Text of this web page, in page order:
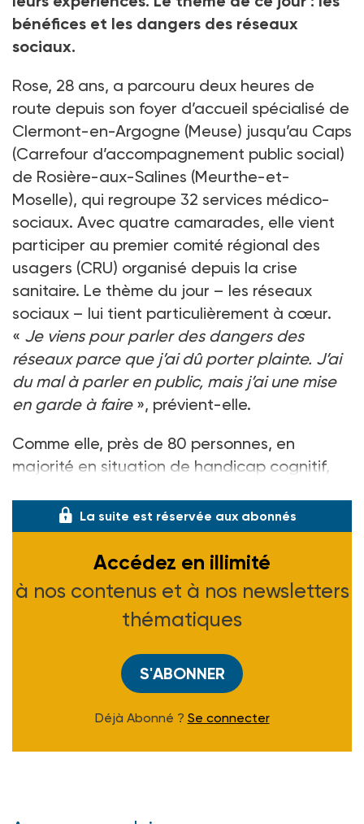
bénéfices et les dangers des réseaux
sociaux.
Rose, 28 ans, a parcouru deux heures de
route depuis son foyer d’accueil spécialisé de
Clermont-en-Argogne (Meuse) jusqu’au Caps
(Carrefour d’accompagnement public social)
de Rosière-aux-Salines (Meurthe-et-
Moselle), qui regroupe 32 services médico-
sociaux. Avec quatre camarades, elle vient
participer au premier comité régional des
usagers (CRU) organisé depuis la crise
sanitaire. Le thème du jour – les réseaux
sociaux – lui tient particulièrement à cœur.
« Je viens pour parler des dangers des
réseaux parce que j’ai dû porter plainte. J’ai
du mal à parler en public, mais j’ai une mise
en garde à faire», prévient-elle.
Comme elle, près de 80 personnes, en
majorité en situation de handicap cognitif,
La suite est réservée aux abonnés
Accédez en illimité
à nos contenus et à nos newsletters
thématiques
S'ABONNER
Déjà Abonné ? Se connecter